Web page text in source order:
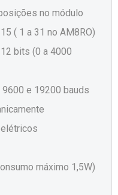
no módulo
( 1 a 31 no AM8RO)
bits (0 a 4000
9600 e 19200 bauds
elétricos
máximo 1,5W)